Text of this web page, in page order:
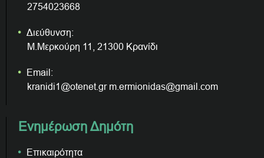
2754023668
Διεύθυνση:
Μ.Μερκούρη 11, 21300 Κρανίδι
Email:
kranidi1@otenet.gr m.ermionidas@gmail.com
Ενημέρωση Δημότη
Επικαιρότητα